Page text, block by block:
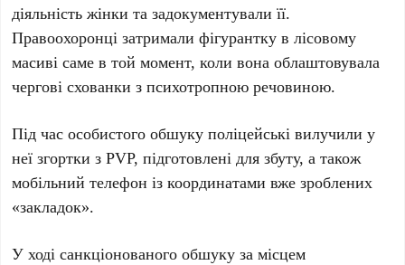
діяльність жінки та задокументували її.
Правоохоронці затримали фігурантку в лісовому
масиві саме в той момент, коли вона облаштовувала
чергові схованки з психотропною речовиною.
Під час особистого обшуку поліцейські вилучили у
неї згортки з PVP, підготовлені для збуту, а також
мобільний телефон із координатами вже зроблених
«закладок».
У ході санкціонованого обшуку за місцем